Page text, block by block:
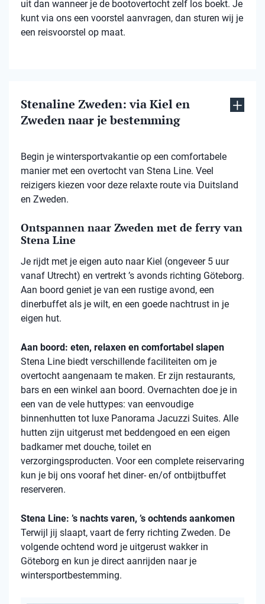
uit dan wanneer je de bootovertocht zelf los boekt. Je
kunt via ons een voorstel aanvragen, dan sturen wij je
een reisvoorstel op maat.
Stenaline Zweden: via Kiel en
Zweden naar je bestemming
Begin je wintersportvakantie op een comfortabele
manier met een overtocht van Stena Line. Veel
reizigers kiezen voor deze relaxte route via Duitsland
en Zweden.
Ontspannen naar Zweden met de ferry van
Stena Line
Je rijdt met je eigen auto naar Kiel (ongeveer 5 uur
vanaf Utrecht) en vertrekt ’s avonds richting Göteborg.
Aan boord geniet je van een rustige avond, een
dinerbuffet als je wilt, en een goede nachtrust in je
eigen hut.
Aan boord: eten, relaxen en comfortabel slapen
Stena Line biedt verschillende faciliteiten om je
overtocht aangenaam te maken. Er zijn restaurants,
bars en een winkel aan boord. Overnachten doe je in
een van de vele huttypes: van eenvoudige
binnenhutten tot luxe Panorama Jacuzzi Suites. Alle
hutten zijn uitgerust met beddengoed en een eigen
badkamer met douche, toilet en
verzorgingsproducten. Voor een complete reiservaring
kun je bij ons vooraf het diner- en/of ontbijtbuffet
reserveren.
Stena Line: ’s nachts varen, ’s ochtends aankomen
Terwijl jij slaapt, vaart de ferry richting Zweden. De
volgende ochtend word je uitgerust wakker in
Göteborg en kun je direct aanrijden naar je
wintersportbestemming.